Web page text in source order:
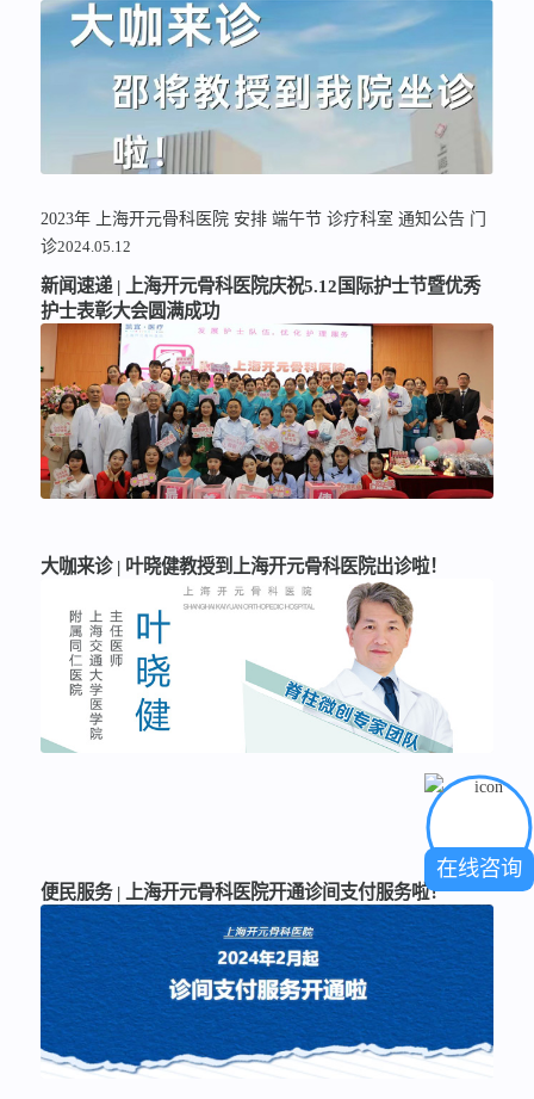
2023年 上海开元骨科医院 安排 端午节 诊疗科室 通知公告 门
诊2024.05.12
新闻速递 | 上海开元骨科医院庆祝5.12国际护士节暨优秀
护士表彰大会圆满成功
大咖来诊 | 叶晓健教授到上海开元骨科医院出诊啦！
便民服务 | 上海开元骨科医院开通诊间支付服务啦！
在线咨询